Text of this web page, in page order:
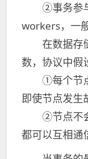
②事务参与
workers，一
在数据存储
数，协议中假
①每个节点
即使节点发生
②节点不会
都可以互相通